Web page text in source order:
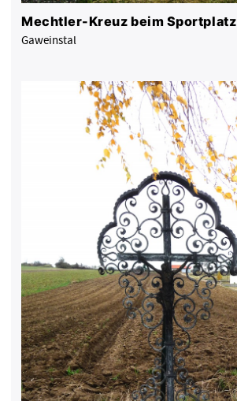
Mechtler-Kreuz beim Sportplatz
Gaweinstal